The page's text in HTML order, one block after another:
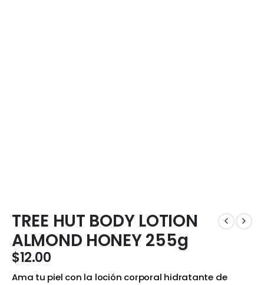
TREE HUT BODY LOTION
ALMOND HONEY 255g
$12.00
Ama tu piel con la loción corporal hidratante de